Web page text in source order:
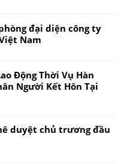
đại diện công ty
Nam
Động Thời Vụ Hàn
Người Kết Hôn Tại
duyệt chủ trương đầu